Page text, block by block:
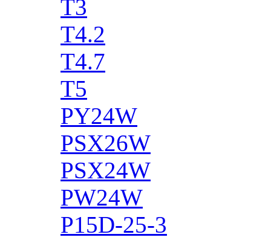
T3
T4.2
T4.7
T5
PY24W
PSX26W
PSX24W
PW24W
P15D-25-3